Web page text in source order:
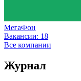
МегаФон
Вакансии: 18
Все компании
Журнал